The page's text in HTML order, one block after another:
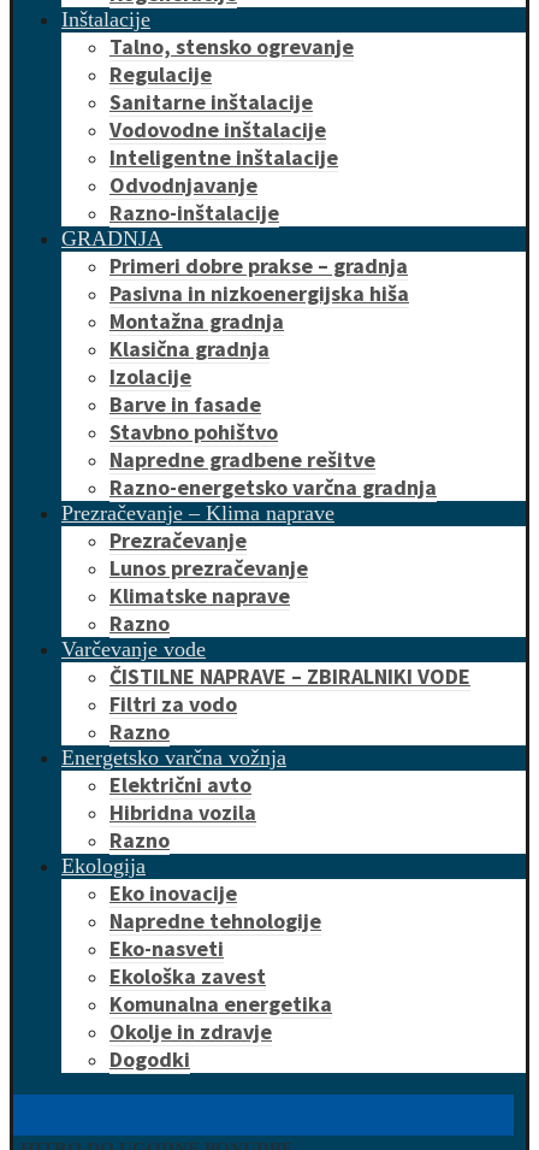
Inštalacije
Talno, stensko ogrevanje
Regulacije
Sanitarne inštalacije
Vodovodne inštalacije
Inteligentne inštalacije
Odvodnjavanje
Razno-inštalacije
GRADNJA
Primeri dobre prakse – gradnja
Pasivna in nizkoenergijska hiša
Montažna gradnja
Klasična gradnja
Izolacije
Barve in fasade
Stavbno pohištvo
Napredne gradbene rešitve
Razno-energetsko varčna gradnja
Prezračevanje – Klima naprave
Prezračevanje
Lunos prezračevanje
Klimatske naprave
Razno
Varčevanje vode
ČISTILNE NAPRAVE – ZBIRALNIKI VODE
Filtri za vodo
Razno
Energetsko varčna vožnja
Električni avto
Hibridna vozila
Razno
Ekologija
Eko inovacije
Napredne tehnologije
Eko-nasveti
Ekološka zavest
Komunalna energetika
Okolje in zdravje
Dogodki